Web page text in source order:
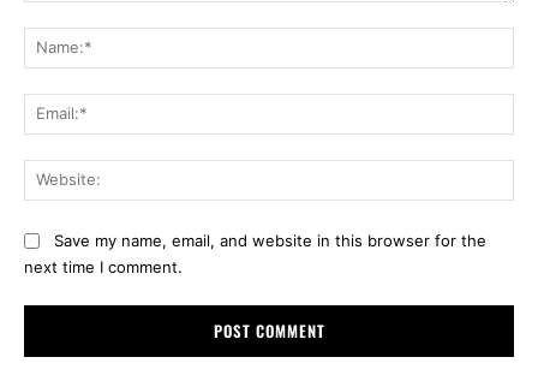
Save my name, email, and website in this browser for the
next time I comment.